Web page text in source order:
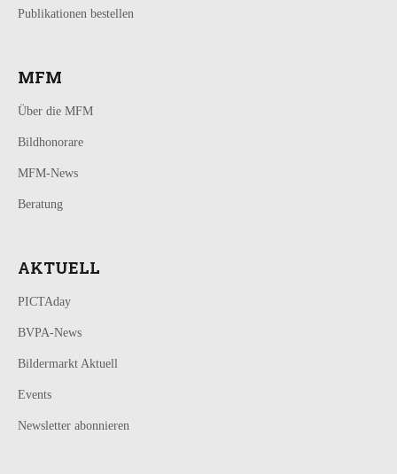
Publikationen bestellen
MFM
Über die MFM
Bildhonorare
MFM-News
Beratung
AKTUELL
PICTAday
BVPA-News
Bildermarkt Aktuell
Events
Newsletter abonnieren